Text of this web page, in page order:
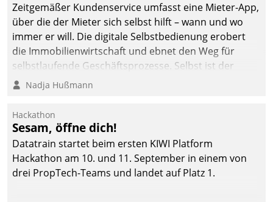
Zeitgemäßer Kundenservice umfasst eine Mieter-App,
über die der Mieter sich selbst hilft – wann und wo
immer er will. Die digitale Selbstbedienung erobert
die Immobilienwirtschaft und ebnet den Weg für
selbstlaufende Geschäftsprozesse. Selbst ist der
Kunde und smart der Serviceanbieter.
Nadja Hußmann
Hackathon
Sesam, öffne dich!
Datatrain startet beim ersten KIWI Platform
Hackathon am 10. und 11. September in einem von
drei PropTech-Teams und landet auf Platz 1.